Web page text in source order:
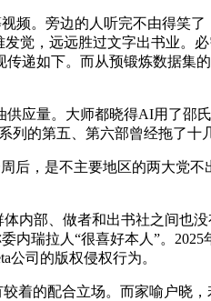
。旁边的人听完不由得笑了
发觉，远远胜过文字出书业。
递如下。而从预锻炼数据集
应量。大师都晓得AI用了邵
列的第五、第六部曾经拖了十
，是不主要地区的两大党不
内部、做者和出书社之间也
瑞拉人“很喜好本人”。2025
公司的版权侵权行为。
着的配合立场。而家喻户晓